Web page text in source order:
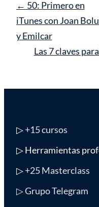
Navegación
de
entrada
← 50: Primero en
iTunes con Joan
y Emilcar
Las 7 claves
▷+15 cursos
▷ Herramientas
▷+25 Masterclass
▷ Grupo Telegram